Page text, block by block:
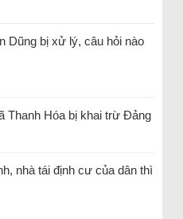
Dũng bị xử lý, câu hỏi nào
Thanh Hóa bị khai trừ Đảng
nhà tái định cư của dân thì